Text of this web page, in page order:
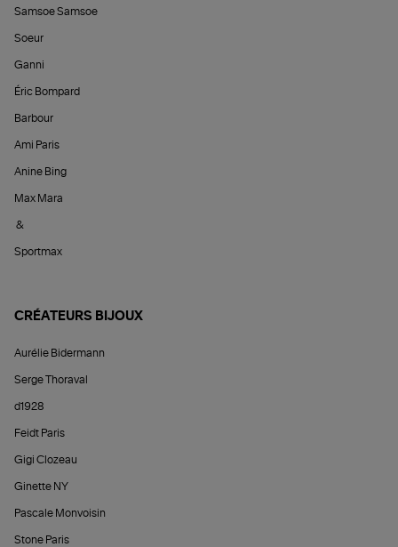
Samsoe Samsoe
Soeur
Ganni
Éric Bompard
Barbour
Ami Paris
Anine Bing
Max Mara
&
Sportmax
CRÉATEURS BIJOUX
Aurélie Bidermann
Serge Thoraval
d1928
Feidt Paris
Gigi Clozeau
Ginette NY
Pascale Monvoisin
Stone Paris